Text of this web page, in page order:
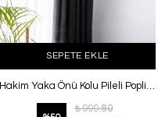
SEPETE EKLE
Hakim Yaka Önü Kolu Pileli Poplin Gömlek Siyah
₺ 999.80